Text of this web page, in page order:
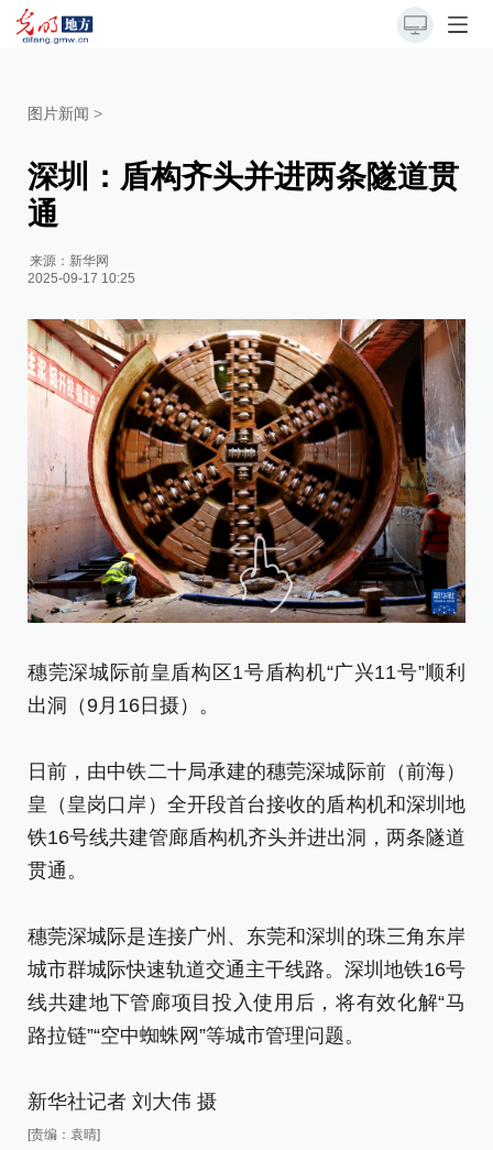
图片新闻 >
深圳：盾构齐头并进两条隧道贯
通
来源： 新华网
2025-09-17 10:25
穗莞深城际前皇盾构区1号盾构机“广兴11号”顺利
出洞（9月16日摄）。
日前，由中铁二十局承建的穗莞深城际前（前海）
皇（皇岗口岸）全开段首台接收的盾构机和深圳地
铁16号线共建管廊盾构机齐头并进出洞，两条隧道
贯通。
穗莞深城际是连接广州、东莞和深圳的珠三角东岸
城市群城际快速轨道交通主干线路。深圳地铁16号
线共建地下管廊项目投入使用后，将有效化解“马
路拉链”“空中蜘蛛网”等城市管理问题。
新华社记者 刘大伟 摄
[责编：袁晴]